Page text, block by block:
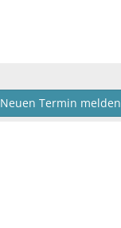
Neuen Termin melden